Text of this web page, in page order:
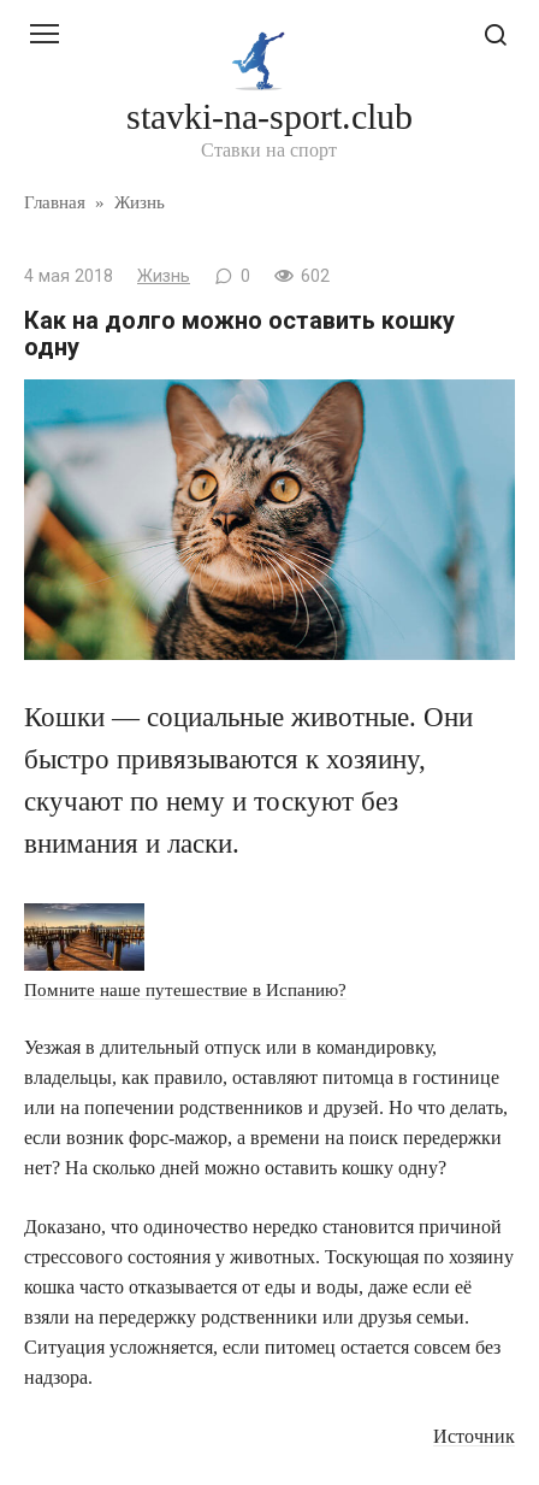
stavki-na-sport.club
Ставки на спорт
Главная » Жизнь
4 мая 2018 Жизнь 0 602
Как на долго можно оставить кошку
одну
Кошки — социальные животные. Они
быстро привязываются к хозяину,
скучают по нему и тоскуют без
внимания и ласки.
Помните наше путешествие в Испанию?
Уезжая в длительный отпуск или в командировку,
владельцы, как правило, оставляют питомца в гостинице
или на попечении родственников и друзей. Но что делать,
если возник форс-мажор, а времени на поиск передержки
нет? На сколько дней можно оставить кошку одну?
Доказано, что одиночество нередко становится причиной
стрессового состояния у животных. Тоскующая по хозяину
кошка часто отказывается от еды и воды, даже если её
взяли на передержку родственники или друзья семьи.
Ситуация усложняется, если питомец остается совсем без
надзора.
Источник